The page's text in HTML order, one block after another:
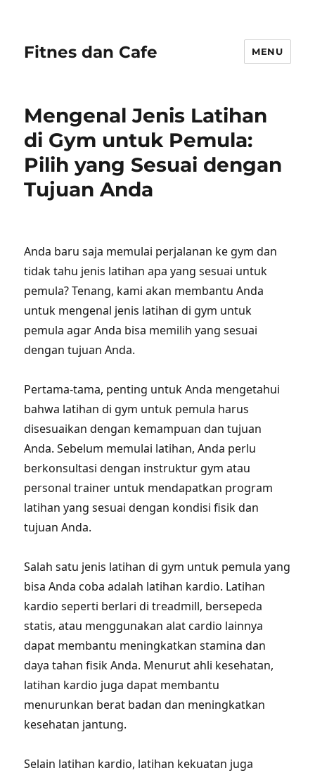
Fitnes dan Cafe MENU
Mengenal Jenis Latihan
di Gym untuk Pemula:
Pilih yang Sesuai dengan
Tujuan Anda
Anda baru saja memulai perjalanan ke gym dan
tidak tahu jenis latihan apa yang sesuai untuk
pemula? Tenang, kami akan membantu Anda
untuk mengenal jenis latihan di gym untuk
pemula agar Anda bisa memilih yang sesuai
dengan tujuan Anda.
Pertama-tama, penting untuk Anda mengetahui
bahwa latihan di gym untuk pemula harus
disesuaikan dengan kemampuan dan tujuan
Anda. Sebelum memulai latihan, Anda perlu
berkonsultasi dengan instruktur gym atau
personal trainer untuk mendapatkan program
latihan yang sesuai dengan kondisi fisik dan
tujuan Anda.
Salah satu jenis latihan di gym untuk pemula yang
bisa Anda coba adalah latihan kardio. Latihan
kardio seperti berlari di treadmill, bersepeda
statis, atau menggunakan alat cardio lainnya
dapat membantu meningkatkan stamina dan
daya tahan fisik Anda. Menurut ahli kesehatan,
latihan kardio juga dapat membantu
menurunkan berat badan dan meningkatkan
kesehatan jantung.
Selain latihan kardio, latihan kekuatan juga